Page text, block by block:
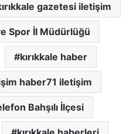
gazetesi iletişim
Spor İl Müdürlüğü
kırıkkale haber
haber71 iletişim
Bahşılı İlçesi